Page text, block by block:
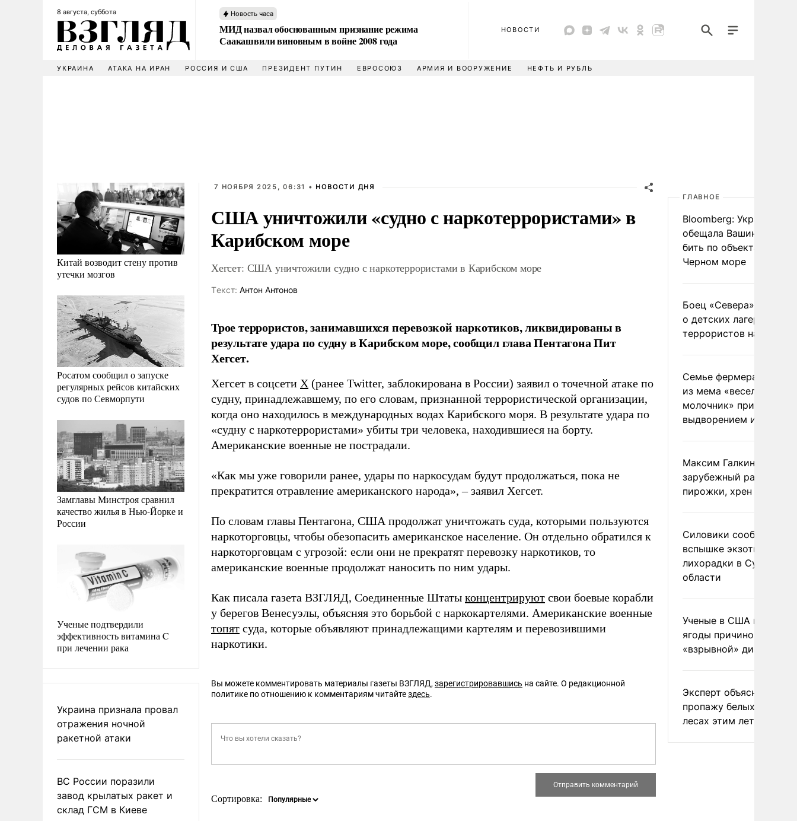
8 августа, суббота Новость часа
МИД назвал обоснованным признание режима
Саакашвили виновным в войне 2008 года
НОВОСТИ
УКРАИНА АТАКА НА ИРАН РОССИЯ И США ПРЕЗИДЕНТ ПУТИН ЕВРОСОЮЗ АРМИЯ И ВООРУЖЕНИЕ НЕФТЬ И РУБЛЬ
Китай возводит стену против
утечки мозгов
Росатом сообщил о запуске
регулярных рейсов китайских
судов по Севморпути
Замглавы Минстроя сравнил
качество жилья в Нью-Йорке и
России
Ученые подтвердили
эффективность витамина C
при лечении рака
Украина признала провал
отражения ночной
ракетной атаки
ВС России поразили
завод крылатых ракет и
склад ГСМ в Киеве
7 НОЯБРЯ 2025, 06:31 • НОВОСТИ ДНЯ
США уничтожили «судно с наркотеррористами» в
Карибском море
Хегсет: США уничтожили судно с наркотеррористами в Карибском море
Tекст: Антон Антонов
Трое террористов, занимавшихся перевозкой наркотиков, ликвидированы в
результате удара по судну в Карибском море, сообщил глава Пентагона Пит
Хегсет.
Хегсет в соцсети X (ранее Twitter, заблокирована в России) заявил о точечной атаке по
судну, принадлежавшему, по его словам, признанной террористической организации,
когда оно находилось в международных водах Карибского моря. В результате удара по
«судну с наркотеррористами» убиты три человека, находившиеся на борту.
Американские военные не пострадали.
«Как мы уже говорили ранее, удары по наркосудам будут продолжаться, пока не
прекратится отравление американского народа», – заявил Хегсет.
По словам главы Пентагона, США продолжат уничтожать суда, которыми пользуются
наркоторговцы, чтобы обезопасить американское население. Он отдельно обратился к
наркоторговцам с угрозой: если они не прекратят перевозку наркотиков, то
американские военные продолжат наносить по ним удары.
Как писала газета ВЗГЛЯД, Соединенные Штаты концентрируют свои боевые корабли
у берегов Венесуэлы, объясняя это борьбой с наркокартелями. Американские военные
топят суда, которые объявляют принадлежащими картелям и перевозившими
наркотики.
Вы можете комментировать материалы газеты ВЗГЛЯД, зарегистрировавшись на сайте. О редакционной
политике по отношению к комментариям читайтездесь.
Сортировка:
ГЛАВНОЕ
Bloomberg: Украина
обещала Вашингтону не
бить по объектам КТК в
Черном море
Боец «Севера»
о детских лагерях
террористов на
Семье фермера
из мема «веселый
молочник» пригрозили
выдворением из
Максим Галкин
зарубежный райдер
пирожки, хрен и морс
Силовики сообщили о
вспышке экзотической
лихорадки в Сумской
области
Ученые в США назвали
ягоды причиной
«взрывной» диареи
Эксперт объяснил
пропажу белых грибов
лесах этим летом